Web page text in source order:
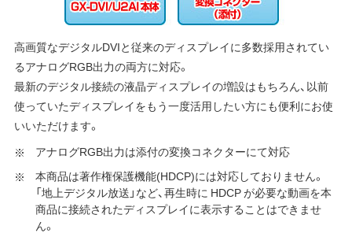
高画質なデジタルDVIと従来のディスプレイに多数採用されてい
るアナログRGB出力の両方に対応。
最新のデジタル接続の液晶ディスプレイの増設はもちろん、以前
使っていたディスプレイをもう一度活用したい方にも便利にお使
いいただけます。
アナログRGB出力は添付の変換コネクターにて対応
本商品は著作権保護機能(HDCP)には対応しておりません。
「地上デジタル放送」など、再生時に HDCP が必要な動画を本
商品に接続されたディスプレイに表示することはできませ
ん。